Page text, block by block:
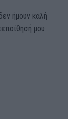
ήμουν καλή
μου